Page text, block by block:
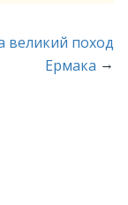
великий поход
Ермака →